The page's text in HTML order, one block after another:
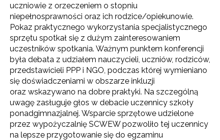
uczniowie z orzeczeniem o stopniu
niepełnosprawności oraz ich rodzice/opiekunowie.
Pokaz praktycznego wykorzystania specjalistycznego
sprzętu spotkał się z dużym zainteresowaniem
uczestników spotkania. Ważnym punktem konferencji
była debata z udziałem nauczycieli, uczniów, rodziców,
przedstawicieli PPP i NGO, podczas której wymieniano
się doświadczeniami w obszarze inkluzji
oraz wskazywano na dobre praktyki. Na szczególną
uwagę zasługuje głos w debacie uczennicy szkoły
ponadgimnazjalnej. Wsparcie sprzętowe udzielone
przez wypożyczalnię SCWEW pozwoliło tej uczennicy
na lepsze przygotowanie się do egzaminu